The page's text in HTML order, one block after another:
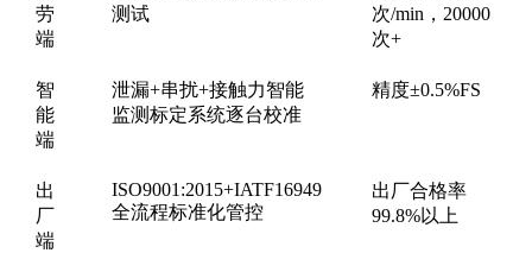
劳
端
测试
次/min，20000
次+
智
能
端
泄漏+串扰+接触力智能
监测标定系统逐台校准
精度±0.5%FS
出
厂
端
ISO9001:2015+IATF16949
全流程标准化管控
出厂合格率
99.8%以上